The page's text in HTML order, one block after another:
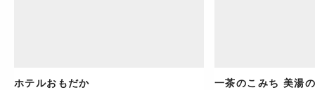
ホテルおもだか 一茶のこみち 美湯